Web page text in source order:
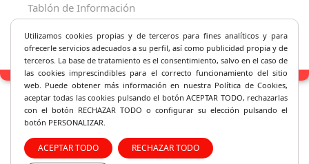
Tablón de Información
Decreto 625/2019
Utilizamos cookies propias y de terceros para fines analíticos y para
ofrecerle servicios adecuados a su perfil, así como publicidad propia y de
terceros. La base de tratamiento es el consentimiento, salvo en el caso de
las cookies imprescindibles para el correcto funcionamiento del sitio
web. Puede obtener más información en nuestra Política de Cookies,
aceptar todas las cookies pulsando el botón ACEPTAR TODO, rechazarlas
con el botón RECHAZAR TODO o configurar su elección pulsando el
botón PERSONALIZAR.
ACEPTAR TODO RECHAZAR TODO